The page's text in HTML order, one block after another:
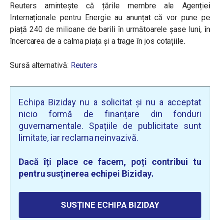
Reuters amintește că țările membre ale Agenției
Internaționale pentru Energie au anunțat că vor pune pe
piață 240 de milioane de barili în următoarele șase luni, în
încercarea de a calma piața și a trage în jos cotațiile.
Sursă alternativă: Reuters
Echipa Biziday nu a solicitat și nu a acceptat
nicio formă de finanțare din fonduri
guvernamentale. Spațiile de publicitate sunt
limitate, iar reclama neinvazivă.
Dacă îți place ce facem, poți contribui tu
pentru susținerea echipei Biziday.
SUSȚINE ECHIPA BIZIDAY